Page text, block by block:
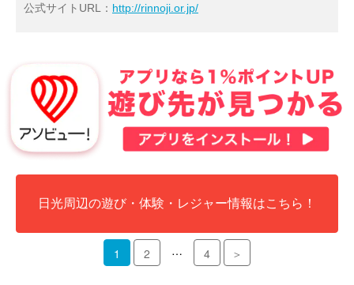
公式サイトURL： http://rinnoji.or.jp/
日光周辺の遊び・体験・レジャー情報はこちら！
1 2 … 4 ＞